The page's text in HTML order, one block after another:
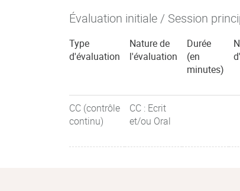
Évaluation initiale / Session
Type
d'évaluation
Nature de
l'évaluation
Durée
(en
minutes)
CC (contrôle
continu)
CC : Ecrit
et/ou Oral